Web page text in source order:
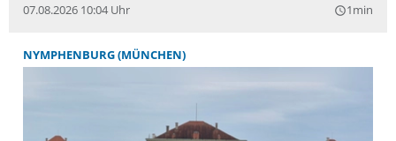
07.08.2026 10:04 Uhr query_builder1min
NYMPHENBURG (MÜNCHEN)